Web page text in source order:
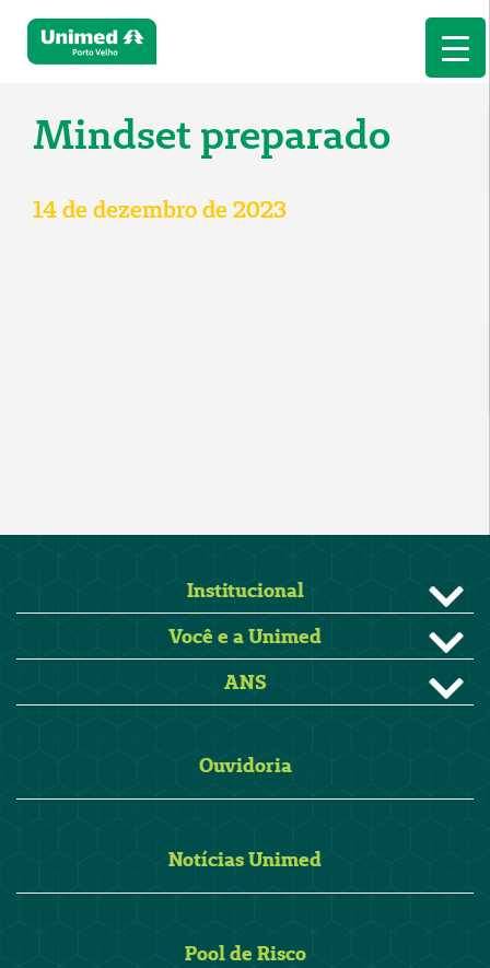
Mindset preparado
14 de dezembro de 2023
Institucional
Você e a Unimed
ANS
Ouvidoria
Notícias Unimed
Pool de Risco